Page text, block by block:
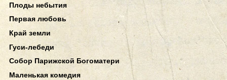
Плоды небытия
Первая любовь
Край земли
Гуси-лебеди
Собор Парижской Богоматери
Маленькая комедия